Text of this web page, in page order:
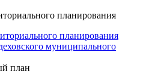
планирования
планирования
муниципального
план